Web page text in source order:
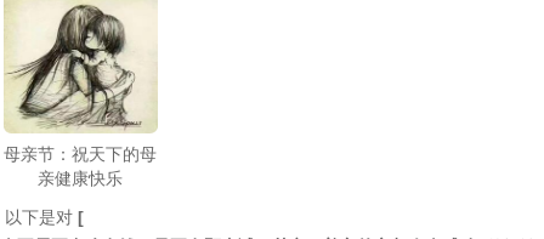
母亲节：祝天下的母
亲健康快乐
以下是对 [